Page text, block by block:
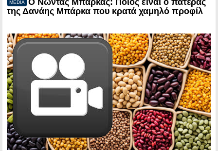
MEDIA
της Δανάης Μπάρκα που κρατά χαμηλό προφίλ